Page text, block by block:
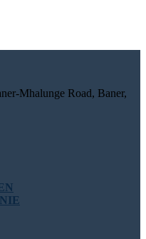
Mhalunge Road, Baner,